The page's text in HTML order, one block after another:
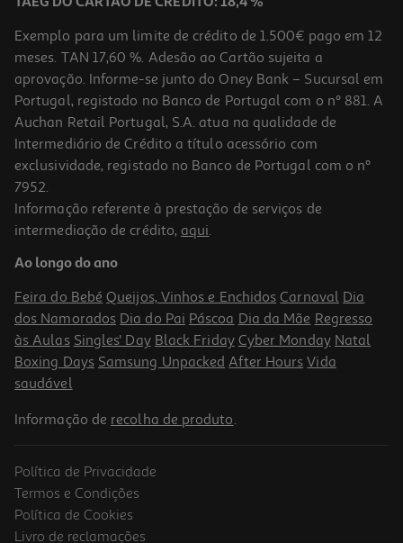
Escova Modeladora Qilive Q.7880 Branca 5 Em 1
34.99 €/un
34,99 €
Exemplo para um limite de crédito de 1.500€ pago em 12
meses. TAN 17,60 %. Adesão ao Cartão sujeita a
aprovação. Informe-se junto do Oney Bank – Sucursal em
Portugal, registado no Banco de Portugal com o nº 881. A
Auchan Retail Portugal, S.A. atua na qualidade de
Intermediário de Crédito a título acessório com
exclusividade, registado no Banco de Portugal com o nº
7952.
Informação referente à prestação de serviços de
intermediação de crédito, aqui.
Ao longo do ano
Feira do Bebé Queijos, Vinhos e Enchidos Carnaval Dia
dos Namorados Dia do Pai Páscoa Dia da Mãe Regresso
às Aulas Singles' Day Black Friday Cyber Monday Natal
Boxing Days Samsung Unpacked After Hours Vida
saudável
Informação de recolha de produto.
Política de Privacidade
Termos e Condições
Política de Cookies
Livro de reclamações